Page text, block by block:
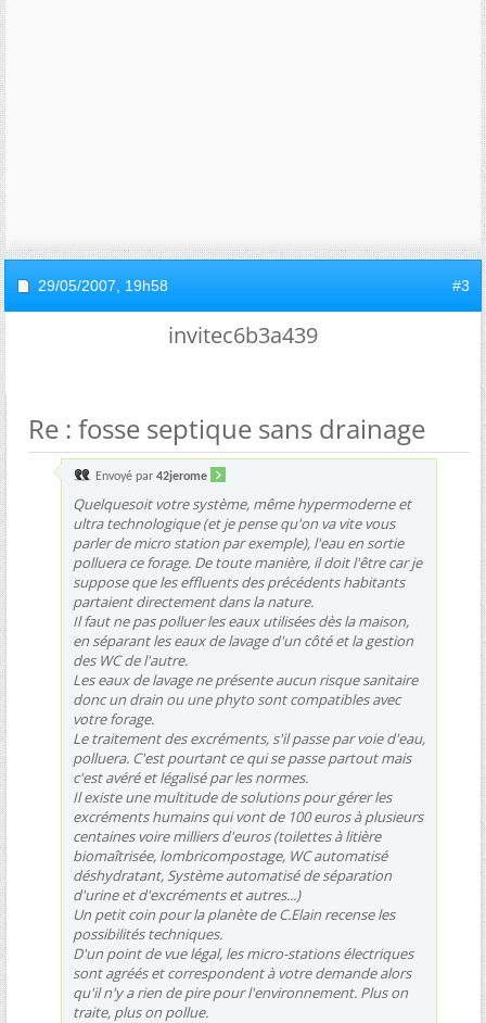
29/05/2007, 19h58 #3
invitec6b3a439
Re : fosse septique sans drainage
Envoyé par 42jerome
Quelquesoit votre système, même hypermoderne et
ultra technologique (et je pense qu'on va vite vous
parler de micro station par exemple), l'eau en sortie
polluera ce forage. De toute manière, il doit l'être car je
suppose que les effluents des précédents habitants
partaient directement dans la nature.
Il faut ne pas polluer les eaux utilisées dès la maison,
en séparant les eaux de lavage d'un côté et la gestion
des WC de l'autre.
Les eaux de lavage ne présente aucun risque sanitaire
donc un drain ou une phyto sont compatibles avec
votre forage.
Le traitement des excréments, s'il passe par voie d'eau,
polluera. C'est pourtant ce qui se passe partout mais
c'est avéré et légalisé par les normes.
Il existe une multitude de solutions pour gérer les
excréments humains qui vont de 100 euros à plusieurs
centaines voire milliers d'euros (toilettes à litière
biomaîtrisée, lombricompostage, WC automatisé
déshydratant, Système automatisé de séparation
d'urine et d'excréments et autres...)
Un petit coin pour la planète de C.Elain recense les
possibilités techniques.
D'un point de vue légal, les micro-stations électriques
sont agréés et correspondent à votre demande alors
qu'il n'y a rien de pire pour l'environnement. Plus on
traite, plus on pollue.